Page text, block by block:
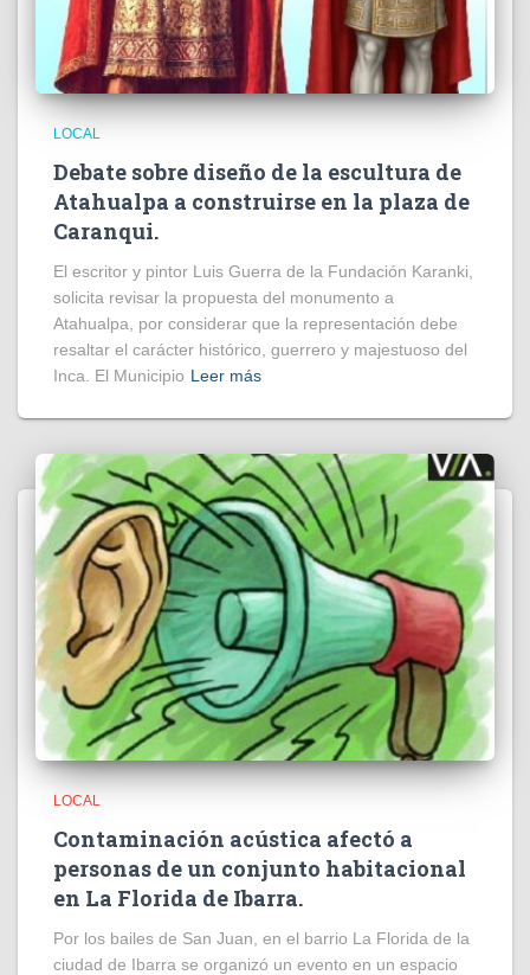
LOCAL
Debate sobre diseño de la escultura de
Atahualpa a construirse en la plaza de
Caranqui.
El escritor y pintor Luis Guerra de la Fundación Karanki,
solicita revisar la propuesta del monumento a
Atahualpa, por considerar que la representación debe
resaltar el carácter histórico, guerrero y majestuoso del
Inca. El Municipio Leer más
LOCAL
Contaminación acústica afectó a
personas de un conjunto habitacional
en La Florida de Ibarra.
Por los bailes de San Juan, en el barrio La Florida de la
ciudad de Ibarra se organizó un evento en un espacio